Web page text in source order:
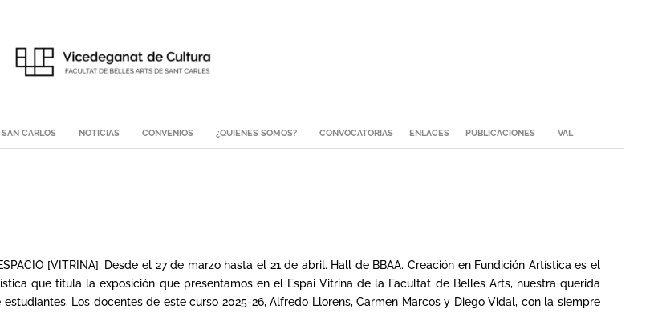
CARLOS NOTICIAS CONVENIOS ¿QUIENES SOMOS? CONVOCATORIAS ENLACES PUBLICACIONES VAL
[VITRINA]. Desde el 27 de marzo hasta el 21 de abril. Hall de BBAA. Creación en Fundición Artística es el
que titula la exposición que presentamos en el Espai Vitrina de la Facultat de Belles Arts, nuestra querida
Los docentes de este curso 2025-26, Alfredo Llorens, Carmen Marcos y Diego Vidal, con la siempre